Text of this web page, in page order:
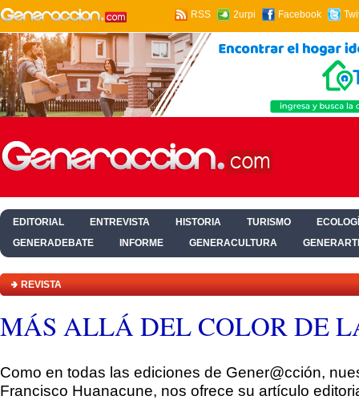
RSS 2urpi Facebook
EDITORIAL ENTREVISTA HISTORIA TURISMO
GENERADEBATE
INFORME GENERACULTURA
REVISTA
MÁS ALLÁ DEL COLOR DE
Como en todas las ediciones de Gener@cción,
Francisco Huanacune, nos ofrece su artículo